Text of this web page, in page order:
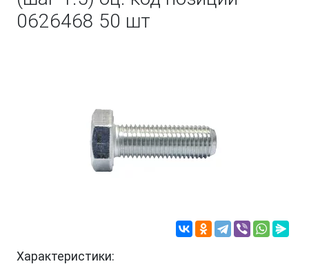
0626468 50 шт
Характеристики: